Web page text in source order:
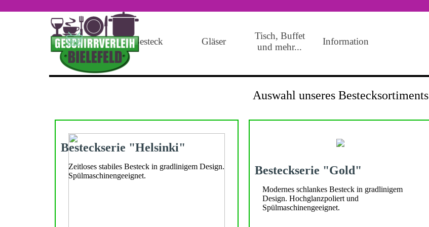
Menü überspringen
Geschirr Besteck Gläser
Tisch, Buffet
und mehr...
Information
Auswahl unseres Bestecksortiments
Besteckserie "Helsinki"
Zeitloses stabiles Besteck in gradlinigem Design.
Spülmaschinengeeignet.
Besteckserie "Gold"
Modernes schlankes Besteck in gradlinigem
Design. Hochglanzpoliert und
Spülmaschinengeeignet.